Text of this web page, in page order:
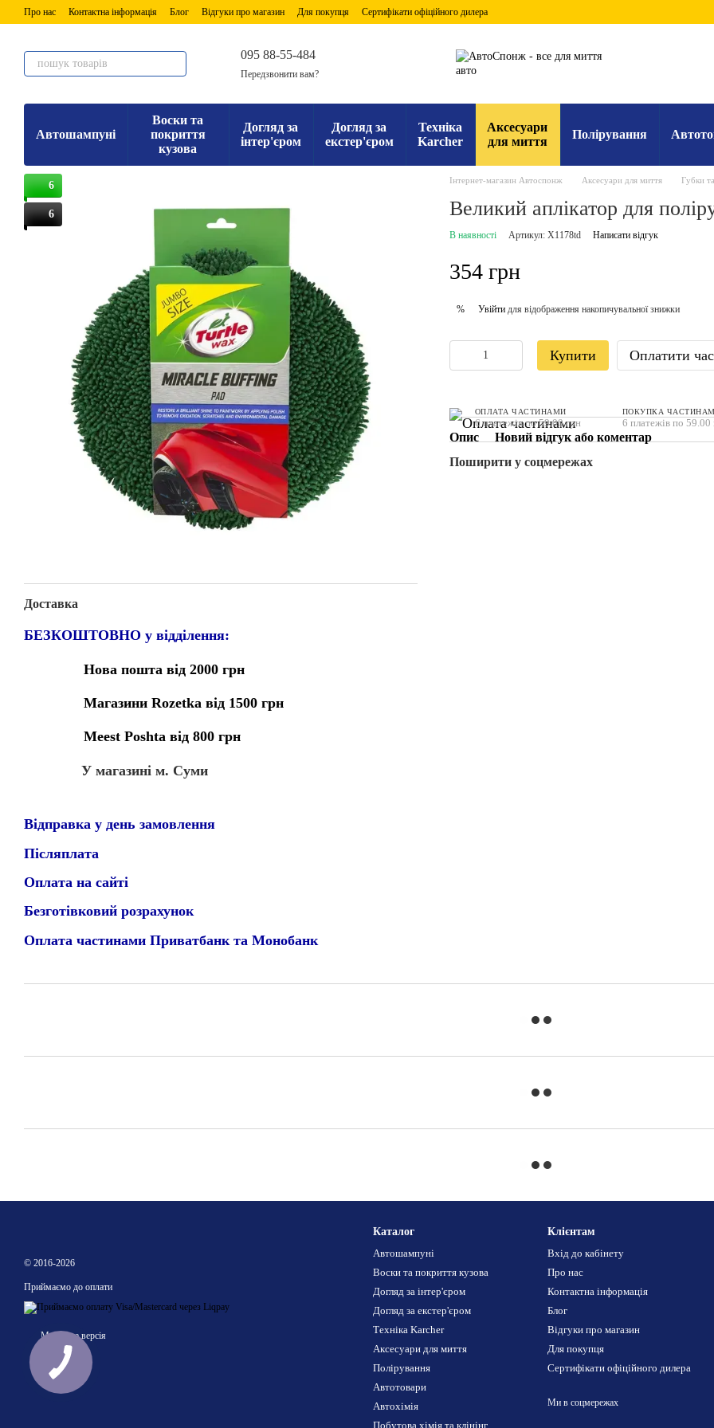
Перейти до основного контенту
Про нас Контактна інформація Блог Відгуки про магазин Для покупця Сертифікати офіційного дилера
095 88-55-484
Передзвонити вам?
Автошампуні
Воски та
покриття
кузова
Догляд за
інтер'єром
Догляд за
екстер'єром
Техніка
Karcher
Аксесуари
для миття
Полірування
6
6
Доставка
БЕЗКОШТОВНО у відділення:
Нова пошта від 2000 грн
Магазини Rozetka від 1500 грн
Meest Poshta від 800 грн
У магазині м. Суми
Відправка у день замовлення
Післяплата
Оплата на сайті
Безготівковий розрахунок
Оплата частинами Приватбанк та Монобанк
Інтернет-магазин Автоспонж Аксесуари для миття Губки
Великий аплікатор для
В наявності Артикул: X1178td Написати відгук
354 грн
% Увійтидля відображення накопичувальної знижки
Купити Оплатити
ОПЛАТА ЧАСТИНАМИ
6 платежів по 59.00 грн
ПОКУПКА
6 платежів по 59.00
Опис
Новий відгук або коментар
Поширити у соцмережах
© 2016-2026
Приймаємо до оплати
Мобільна версія
Каталог
Автошампуні
Воски та покриття кузова
Догляд за інтер'єром
Догляд за екстер'єром
Техніка Karcher
Аксесуари для миття
Полірування
Автотовари
Автохімія
Побутова хімія та клінінг
Клієнтам
Вхід до кабінету
Про нас
Контактна інформація
Блог
Відгуки про магазин
Для покупця
Сертифікати офіційного дилера
Ми в соцмережах